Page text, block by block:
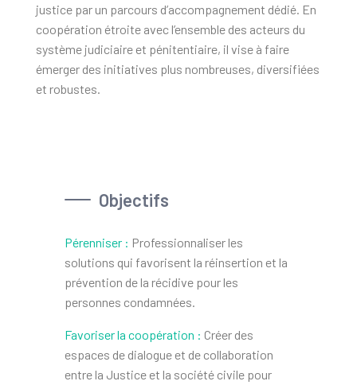
justice par un parcours d’accompagnement dédié. En
coopération étroite avec l’ensemble des acteurs du
système judiciaire et pénitentiaire, il vise à faire
émerger des initiatives plus nombreuses, diversifiées
et robustes.
Objectifs
Pérenniser : Professionnaliser les
solutions qui favorisent la réinsertion et la
prévention de la récidive pour les
personnes condamnées.
Favoriser la coopération : Créer des
espaces de dialogue et de collaboration
entre la Justice et la société civile pour